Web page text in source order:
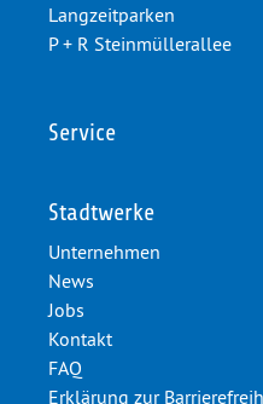
Langzeitparken
P + R Steinmüllerallee
Service
Stadtwerke
Unternehmen
News
Jobs
Kontakt
FAQ
Erklärung zur